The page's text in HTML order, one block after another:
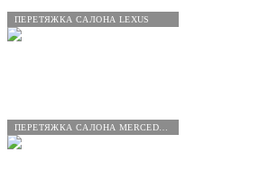
ПЕРЕТЯЖКА САЛОНА LEXUS